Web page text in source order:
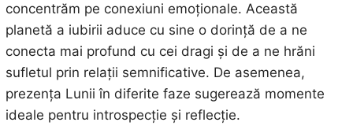
concentrăm pe conexiuni emoționale. Această
planetă a iubirii aduce cu sine o dorință de a ne
conecta mai profund cu cei dragi și de a ne hrăni
sufletul prin relații semnificative. De asemenea,
prezența Lunii în diferite faze sugerează momente
ideale pentru introspecție și reflecție.